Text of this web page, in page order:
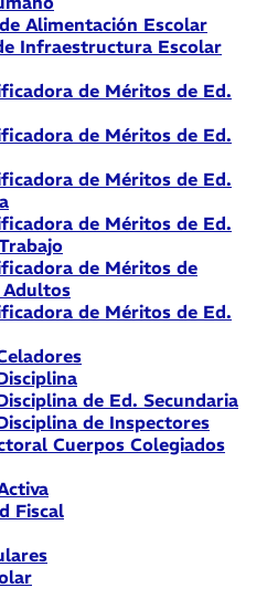
Alimentación Escolar
Infraestructura Escolar
de Méritos de Ed.
de Méritos de Ed.
de Méritos de Ed.
de Méritos de Ed.
de Méritos de
Adultos
de Méritos de Ed.
de Ed. Secundaria
de Inspectores
Cuerpos Colegiados
Fiscal